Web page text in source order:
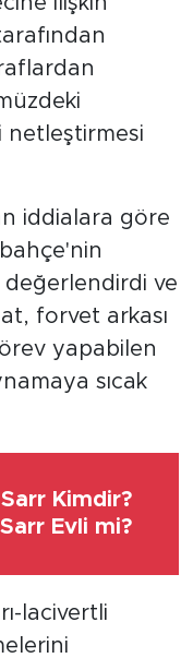
iddialara göre
ve
forvet arkası
yapabilen
sıcak
Kimdir?
Evli mi?
lacivertli